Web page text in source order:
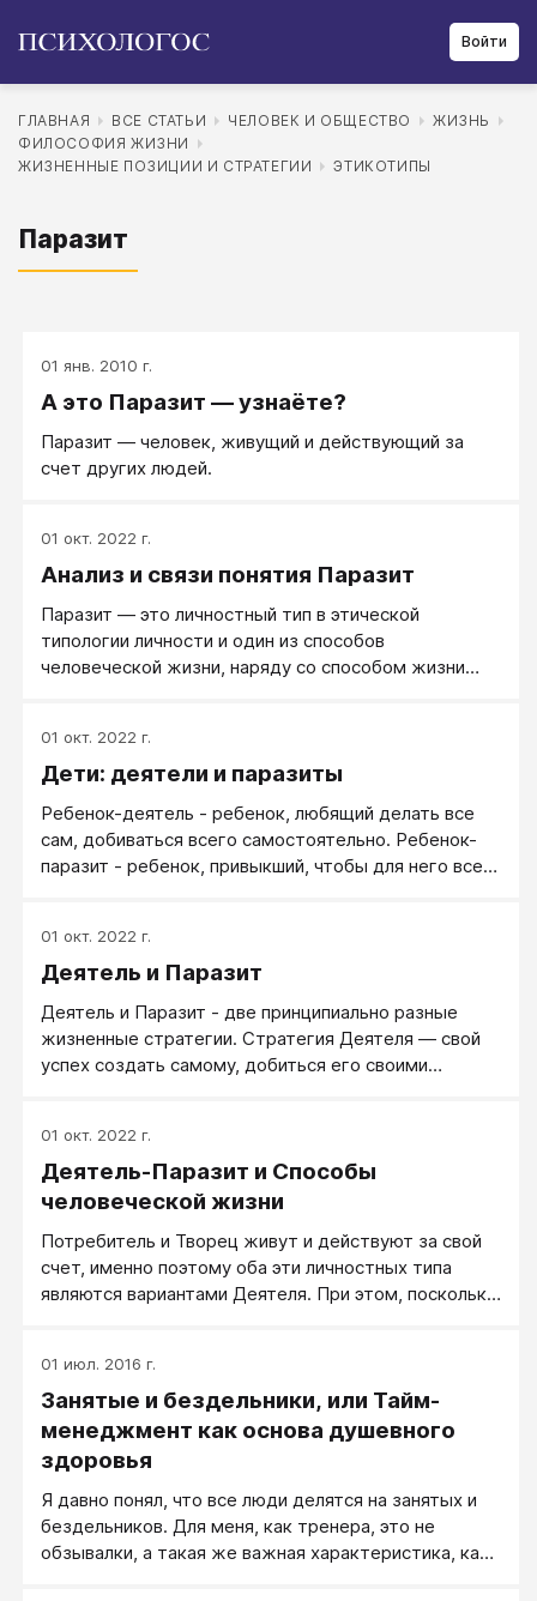
Войти
ГЛАВНАЯ ВСЕ СТАТЬИ ЧЕЛОВЕК И ОБЩЕСТВО
ЖИЗНЬ
ФИЛОСОФИЯ ЖИЗНИ
ЖИЗНЕННЫЕ ПОЗИЦИИ И СТРАТЕГИИ
ЭТИКОТИПЫ
Паразит
01 янв. 2010 г.
А это Паразит — узнаёте?
Паразит — человек, живущий и действующий за
счет других людей.
01 окт. 2022 г.
Анализ и связи понятия Паразит
Паразит — это личностный тип в этической
типологии личности и один из способов
человеческой жизни, наряду со способом жизни
01 окт. 2022 г.
Дети: деятели и паразиты
Ребенок-деятель - ребенок, любящий делать все
сам, добиваться всего самостоятельно. Ребенок-
паразит - ребенок, привыкший, чтобы для него все
01 окт. 2022 г.
Деятель и Паразит
Деятель и Паразит - две принципиально разные
жизненные стратегии. Стратегия Деятеля — свой
успех создать самому, добиться его своими
получить за чей-то чужой счет.
01 окт. 2022 г.
Деятель-Паразит и Способы
человеческой жизни
Потребитель и Творец живут и действуют за свой
счет, именно поэтому оба эти личностных типа
являются вариантами Деятеля. При этом, поскольку
01 июл. 2016 г.
Занятые и бездельники, или Тайм-
менеджмент как основа душевного
здоровья
Я давно понял, что все люди делятся на занятых и
бездельников. Для меня, как тренера, это не
обзывалки, а такая же важная характеристика, как